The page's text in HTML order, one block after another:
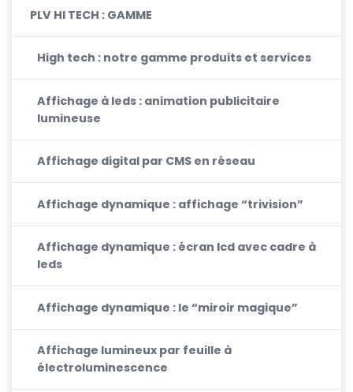
PLV HI TECH : GAMME
High tech : notre gamme produits et services
Affichage à leds : animation publicitaire
lumineuse
Affichage digital par CMS en réseau
Affichage dynamique : affichage “trivision”
Affichage dynamique : écran lcd avec cadre à
leds
Affichage dynamique : le “miroir magique”
Affichage lumineux par feuille à
électroluminescence